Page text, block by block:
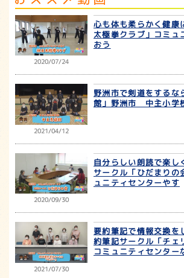
2020/07/24
心も体も柔らかく健康
太極拳クラブ」コミュ
おう
2021/04/12
野洲市で剣道をするな
館」野洲市 中主小学
2020/09/30
自分らしい朗読で楽し
サークル「ひだまり
ュニティセンターやす
2021/07/30
要約筆記で情報交換を
約筆記サークル「チ
コミュニティセンター